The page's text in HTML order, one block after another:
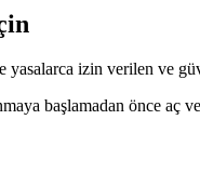
yasalarca izin verilen ve
başlamadan önce aç